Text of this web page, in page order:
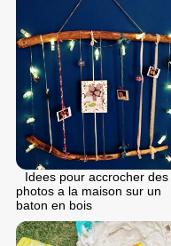
Idees pour accrocher des
photos a la maison sur un
baton en bois